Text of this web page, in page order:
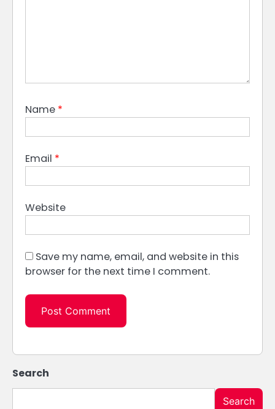
Name *
Email *
Website
Save my name, email, and website in this
browser for the next time I comment.
Search
Search